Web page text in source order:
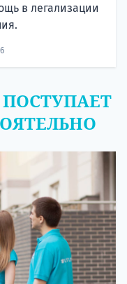
в легализации